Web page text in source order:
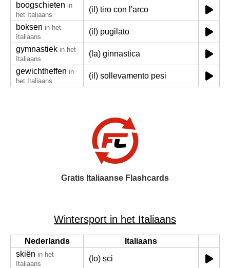
boogschieten in
het Italiaans
(il) tiro con l'arco
boksen in het
Italiaans
(il) pugilato
gymnastiek in het
Italiaans
(la) ginnastica
gewichtheffen in
het Italiaans
(il) sollevamento pesi
Gratis Italiaanse Flashcards
Wintersport in het Italiaans
Nederlands
Italiaans
skiën in het
Italiaans
(lo) sci